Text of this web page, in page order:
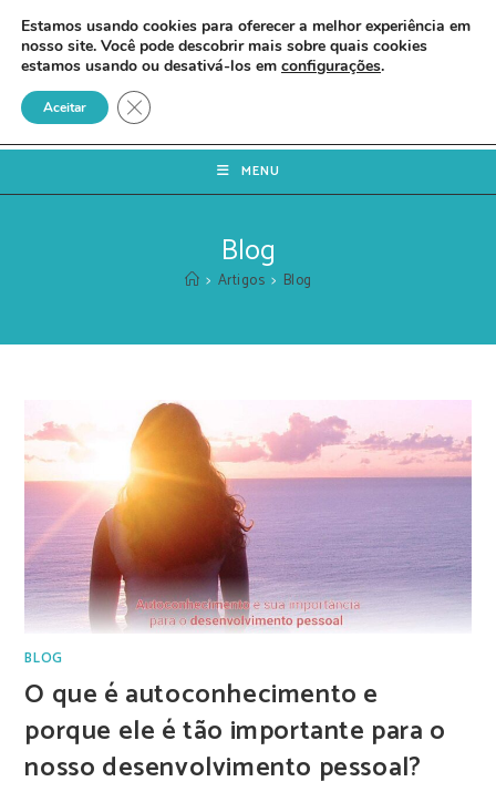
MENU
Blog
> Artigos > Blog
BLOG
O que é autoconhecimento e
porque ele é tão importante para o
nosso desenvolvimento pessoal?
Estamos usando cookies para oferecer a melhor experiência em
nosso site. Você pode descobrir mais sobre quais cookies
estamos usando ou desativá-los em configurações.
Aceitar Close GDPR Cookie Banner